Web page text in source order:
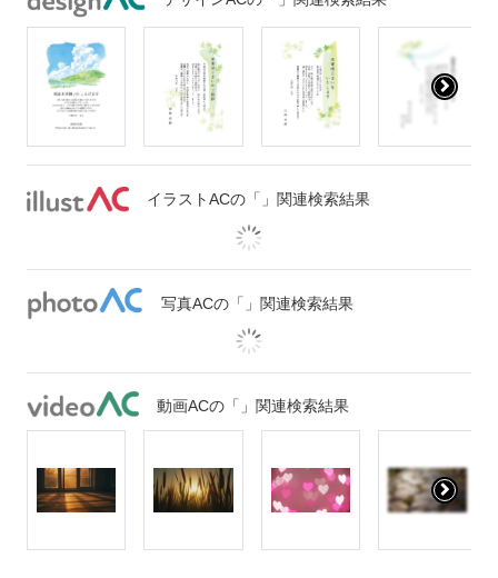
イラストACの「」関連検索結果
写真ACの「」関連検索結果
動画ACの「」関連検索結果